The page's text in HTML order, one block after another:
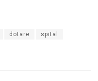
dotare spital